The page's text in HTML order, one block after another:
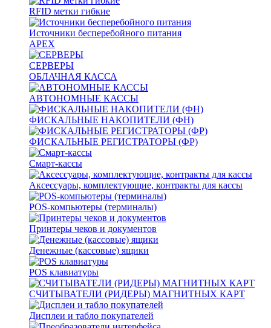
RFID метки гибкие
Источники бесперебойного питания
APEX
СЕРВЕРЫ
ОБЛАЧНАЯ КАССА
АВТОНОМНЫЕ КАССЫ
ФИСКАЛЬНЫЕ НАКОПИТЕЛИ (ФН)
ФИСКАЛЬНЫЕ РЕГИСТРАТОРЫ (ФР)
Смарт-кассы
Аксессуары, комплектующие, контракты для кассы
POS-компьютеры (терминалы)
Принтеры чеков и документов
Денежные (кассовые) ящики
POS клавиатуры
СЧИТЫВАТЕЛИ (РИДЕРЫ) МАГНИТНЫХ КАРТ
Дисплеи и табло покупателей